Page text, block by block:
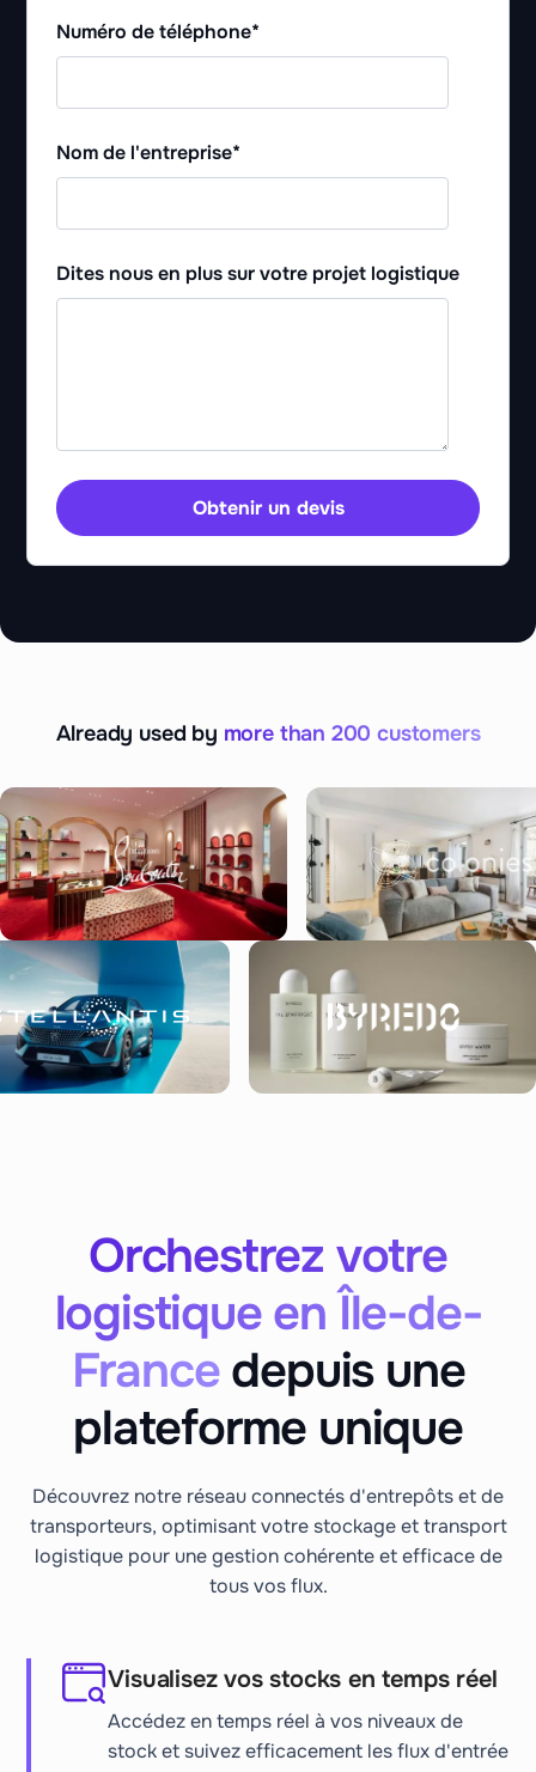
Numéro de téléphone*
Nom de l'entreprise*
Dites nous en plus sur votre projet logistique
Already used by more than 200 customers
Orchestrez votre
logistique en Île-de-
Francedepuis une
plateforme unique
Découvrez notre réseau connectés d'entrepôts et de
transporteurs, optimisant votre stockage et transport
logistique pour une gestion cohérente et efficace de
tous vos flux.
Visualisez vos stocks en temps réel
Accédez en temps réel à vos niveaux de
stock et suivez efficacement les flux d'entrée